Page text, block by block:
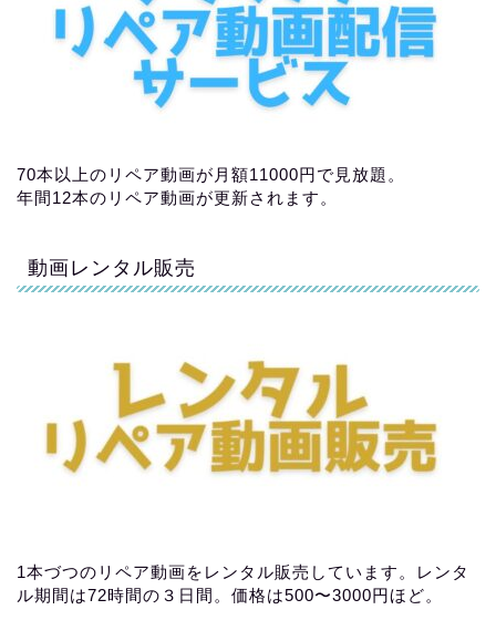
70本以上のリペア動画が月額11000円で見放題。
年間12本のリペア動画が更新されます。
動画レンタル販売
1本づつのリペア動画をレンタル販売しています。レンタ
ル期間は72時間の３日間。価格は500〜3000円ほど。